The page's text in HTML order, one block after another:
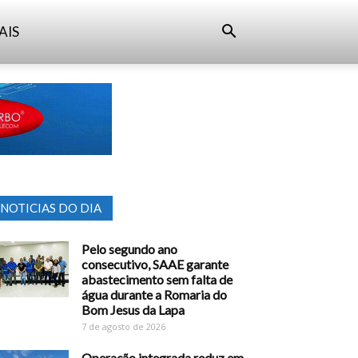
NOTICIAS DO DIA
Pelo segundo ano
consecutivo, SAAE garante
abastecimento sem falta de
água durante a Romaria do
Bom Jesus da Lapa
7 de agosto de 2026